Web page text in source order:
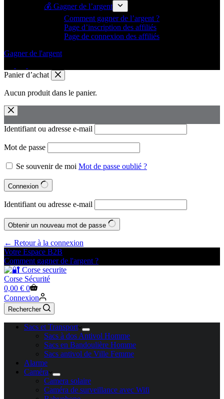
💰 Gagner de l’argent
Comment gagner de l’argent ?
Page d’inscription des affiliés
Page de connexion des affiliés
Gagner de l'argent
Panier d’achat
Aucun produit dans le panier.
Identifiant ou adresse e-mail
Mot de passe
Se souvenir de moi Mot de passe oublié ?
Connexion
Identifiant ou adresse e-mail
Obtenir un nouveau mot de passe
← Retour à la connexion
Votre Espace B2B
Comment gagner de l'argent ?
Corse Sécurité
Panier
d’achat
0,00 € 0
Connexion
Rechercher
Sacs et Transport
Sacs à dos Antivol Homme
Sacs en Bandoulière Homme
Sacs antivol de Ville Femme
Alarme
Caméra
Camera solaire
Caméra de surveillance avec Wifi